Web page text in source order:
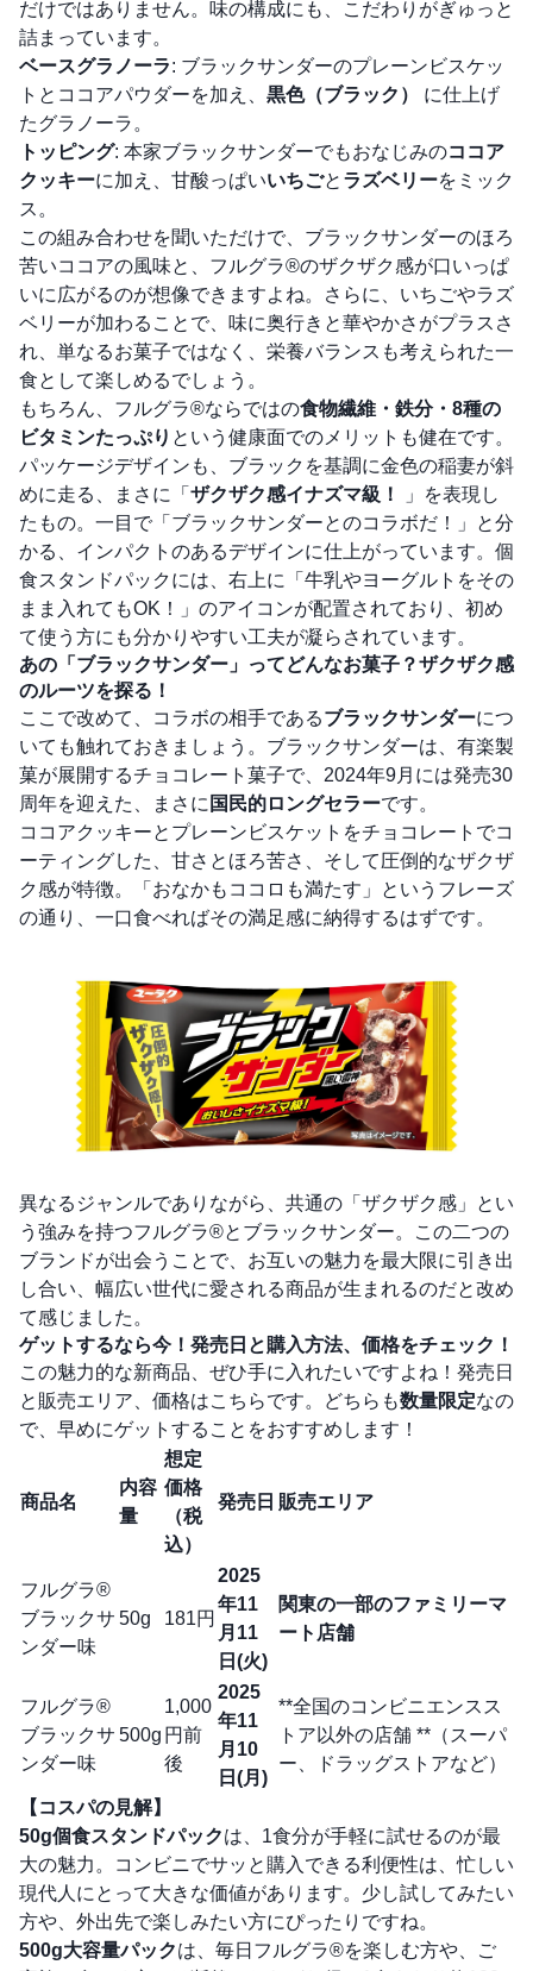
だけではありません。味の構成にも、こだわりがぎゅっと
詰まっています。
ベースグラノーラ: ブラックサンダーのプレーンビスケッ
トとココアパウダーを加え、 黒色（ブラック）
に仕上げ
たグラノーラ。
トッピング: 本家ブラックサンダーでもおなじみのココア
クッキーに加え、甘酸っぱいいちごと ラズベリーをミック
ス。
この組み合わせを聞いただけで、ブラックサンダーのほろ
苦いココアの風味と、フルグラ®のザクザク感が口いっぱ
いに広がるのが想像できますよね。さらに、いちごやラズ
ベリーが加わることで、味に奥行きと華やかさがプラスさ
れ、単なるお菓子ではなく、栄養バランスも考えられた一
食として楽しめるでしょう。
もちろん、フルグラ®ならではの食物繊維・鉄分・8種の
ビタミンたっぷり という健康面でのメリットも健在です。
パッケージデザインも、ブラックを基調に金色の稲妻が斜
めに走る、まさに「 ザクザク感イナズマ級！
」を表現し
たもの。一目で「ブラックサンダーとのコラボだ！」と分
かる、インパクトのあるデザインに仕上がっています。個
食スタンドパックには、右上に「牛乳やヨーグルトをその
まま入れてもOK！」のアイコンが配置されており、初め
て使う方にも分かりやすい工夫が凝らされています。
あの「ブラックサンダー」ってどんなお菓子？ザクザク感
のルーツを探る！
ここで改めて、コラボの相手であるブラックサンダーにつ
いても触れておきましょう。ブラックサンダーは、有楽製
菓が展開するチョコレート菓子で、2024年9月には発売30
周年を迎えた、まさに 国民的ロングセラーです。
ココアクッキーとプレーンビスケットをチョコレートでコ
ーティングした、甘さとほろ苦さ、そして圧倒的なザクザ
ク感が特徴。「おなかもココロも満たす」というフレーズ
の通り、一口食べればその満足感に納得するはずです。
異なるジャンルでありながら、共通の「ザクザク感」とい
う強みを持つフルグラ®とブラックサンダー。この二つの
ブランドが出会うことで、お互いの魅力を最大限に引き出
し合い、幅広い世代に愛される商品が生まれるのだと改め
て感じました。
ゲットするなら今！発売日と購入方法、価格をチェック！
この魅力的な新商品、ぜひ手に入れたいですよね！発売日
と販売エリア、価格はこちらです。どちらも数量限定なの
で、早めにゲットすることをおすすめします！
商品名
内容
量
想定
価格
（税
込）
発売日 販売エリア
フルグラ®
ブラックサ
ンダー味
50g 181円
2025
年11
月11
日(火)
関東の一部のファミリーマ
ート店舗
フルグラ®
ブラックサ
ンダー味
500g
1,000
円前
後
2025
年11
月10
日(月)
**全国のコンビニエンスス
トア以外の店舗 **（スーパ
ー、ドラッグストアなど）
【コスパの見解】
50g個食スタンドパックは、1食分が手軽に試せるのが最
大の魅力。コンビニでサッと購入できる利便性は、忙しい
現代人にとって大きな価値があります。少し試してみたい
方や、外出先で楽しみたい方にぴったりですね。
500g大容量パックは、毎日フルグラ®を楽しむ方や、ご